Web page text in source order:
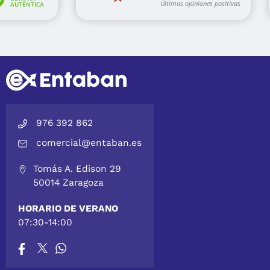
976 392 862
comercial@entaban.es
Tomás A. Edison 29
50014 Zaragoza
HORARIO DE VERANO
07:30-14:00